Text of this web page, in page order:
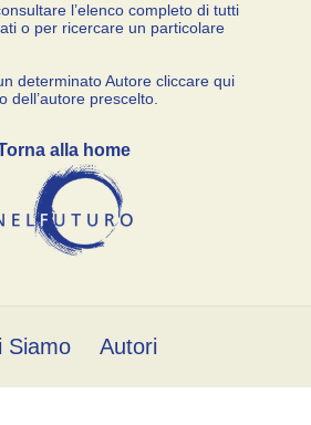
l’elenco completo di tutti
o per ricercare un particolare
determinato Autore cliccare qui
dell’autore prescelto.
alla home
Siamo Autori